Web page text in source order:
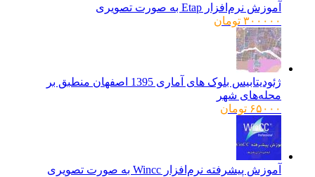
آموزش نرم‌افزار Etap به صورت تصویری
۳۰۰۰۰۰ تومان
ژئودیتابیس بلوک های آماری 1395 اصفهان منطبق بر
محله‌های شهر
۶۵۰۰۰ تومان
آموزش پیشرفته نرم‌افزار Wincc به صورت تصویری